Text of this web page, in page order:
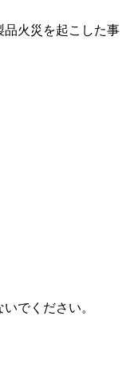
品火災を起こした事
でください。